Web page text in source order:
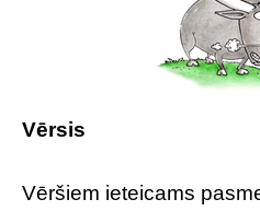
Vērsis
Vēršiem ieteicams